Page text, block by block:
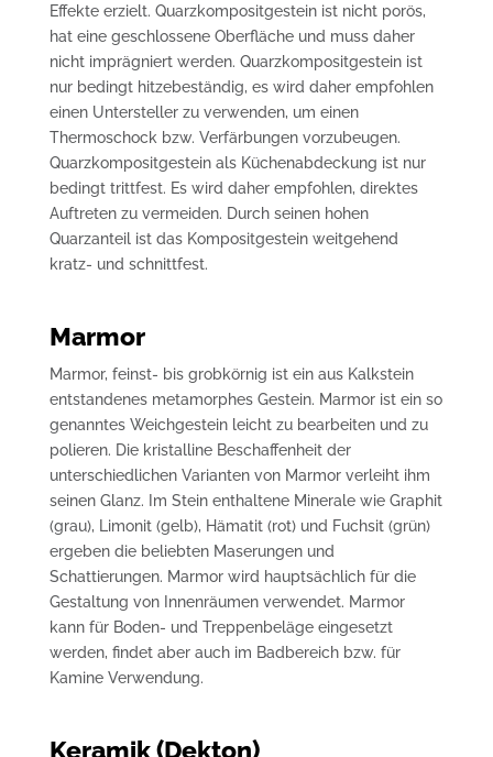
Effekte erzielt. Quarzkompositgestein ist nicht porös,
hat eine geschlossene Oberfläche und muss daher
nicht imprägniert werden. Quarzkompositgestein ist
nur bedingt hitzebeständig, es wird daher empfohlen
einen Untersteller zu verwenden, um einen
Thermoschock bzw. Verfärbungen vorzubeugen.
Quarzkompositgestein als Küchenabdeckung ist nur
bedingt trittfest. Es wird daher empfohlen, direktes
Auftreten zu vermeiden. Durch seinen hohen
Quarzanteil ist das Kompositgestein weitgehend
kratz- und schnittfest.
Marmor
Marmor, feinst- bis grobkörnig ist ein aus Kalkstein
entstandenes metamorphes Gestein. Marmor ist ein so
genanntes Weichgestein leicht zu bearbeiten und zu
polieren. Die kristalline Beschaffenheit der
unterschiedlichen Varianten von Marmor verleiht ihm
seinen Glanz. Im Stein enthaltene Minerale wie Graphit
(grau), Limonit (gelb), Hämatit (rot) und Fuchsit (grün)
ergeben die beliebten Maserungen und
Schattierungen. Marmor wird hauptsächlich für die
Gestaltung von Innenräumen verwendet. Marmor
kann für Boden- und Treppenbeläge eingesetzt
werden, findet aber auch im Badbereich bzw. für
Kamine Verwendung.
Keramik (Dekton)